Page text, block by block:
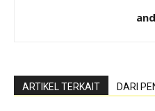
ARTIKEL TERKAIT DARI